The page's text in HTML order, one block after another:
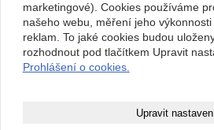
Kronplatz(Jiri Bures, 3. 2. 2015 21:16:35)
Ujeté kilometry
Ubytování v
marketingové). Cookies používáme
našeho webu, měření jeho
reklam. To jaké cookies budou
rozhodnout pod tlačítkem Upravit
Prohlášení o cookies.
Upravit